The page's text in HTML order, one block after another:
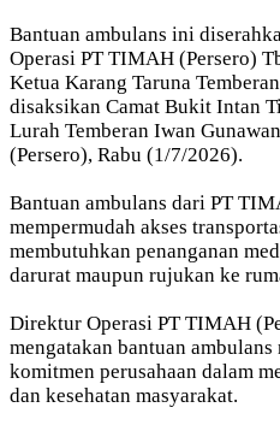
Bantuan ambulans ini
Operasi PT TIMAH (Persero)
Ketua Karang Taruna
disaksikan Camat Bukit Intan
Lurah Temberan Iwan
(Persero), Rabu (1/7/2026).
Bantuan ambulans dari PT
mempermudah akses
membutuhkan penanganan
darurat maupun rujukan ke
Direktur Operasi PT TIMAH
mengatakan bantuan
komitmen perusahaan dalam
dan kesehatan masyarakat.